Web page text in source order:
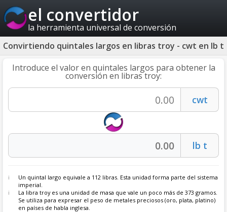
el convertidor
la herramienta universal de conversión
Convirtiendo quintales largos en libras troy - cwt en lb t
Introduce el valor en quintales largos para obtener la
conversión en libras troy:
Un quintal largo equivale a 112 libras. Esta unidad forma parte del sistema
imperial.
La libra troy es una unidad de masa que vale un poco más de 373 gramos.
Se utiliza para expresar el peso de metales preciosos (oro, plata, platino)
en países de habla inglesa.